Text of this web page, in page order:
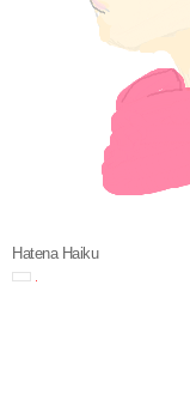
Hatena Haiku